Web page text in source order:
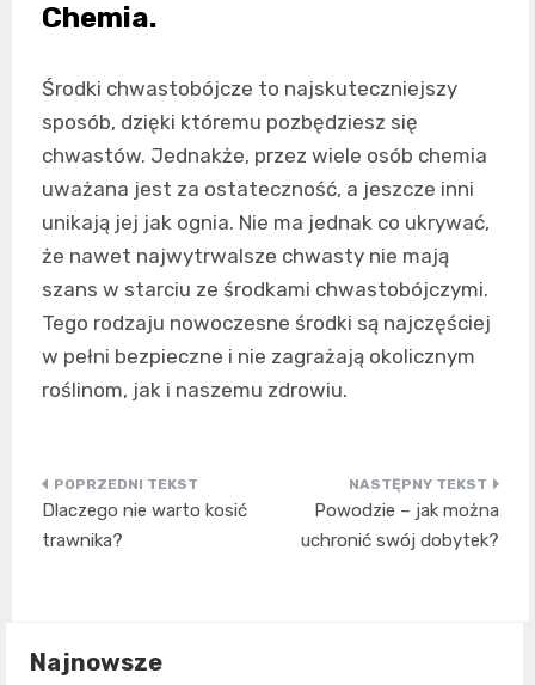
Chemia.
Środki chwastobójcze to najskuteczniejszy
sposób, dzięki któremu pozbędziesz się
chwastów. Jednakże, przez wiele osób chemia
uważana jest za ostateczność, a jeszcze inni
unikają jej jak ognia. Nie ma jednak co ukrywać,
że nawet najwytrwalsze chwasty nie mają
szans w starciu ze środkami chwastobójczymi.
Tego rodzaju nowoczesne środki są najczęściej
w pełni bezpieczne i nie zagrażają okolicznym
roślinom, jak i naszemu zdrowiu.
Nawigacja
wpisu
Dlaczego nie warto kosić
trawnika?
Powodzie – jak można
uchronić swój dobytek?
Najnowsze